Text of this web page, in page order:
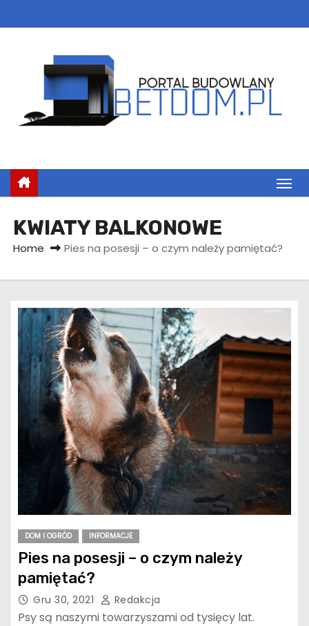
k
e
KWIATY BALKONOWE
Home Pies na posesji – o czym należy pamiętać?
DOM I OGRÓD INFORMACJE
Pies na posesji – o czym należy
pamiętać?
Gru 30, 2021 Redakcja
Psy są naszymi towarzyszami od tysięcy lat.